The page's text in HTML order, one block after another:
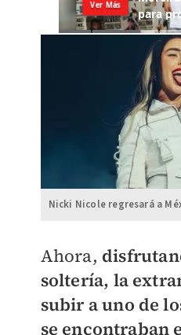
Nicki Nicole regresará a
Ahora,
soltería, la
subir a uno de
se encontraban